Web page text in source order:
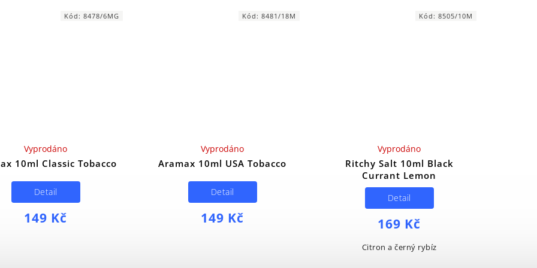
10ml Classic Tobacco
Vyprodáno
149 Kč
Detail
Kód:8478/6MG
Aramax 10ml USA Tobacco
Vyprodáno
149 Kč
Detail
Kód:8481/18M
Ritchy Salt 10ml Black
Currant Lemon
Vyprodáno
169 Kč
Detail
Citron a černý rybíz
Kód:8505/10M